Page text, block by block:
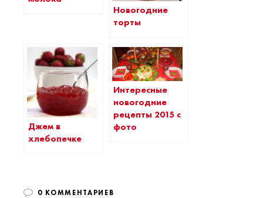
Новогодние
торты
Джем в
хлебопечке
Интересные
новогодние
рецепты 2015 с
фото
0 КОММЕНТАРИЕВ